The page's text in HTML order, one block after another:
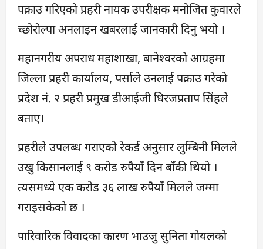
पक्राउ गरिएको प्रहरी नायक उपरीक्षक मनोजित कुवारले
च्छोरोल्पा अनलाइन खबरलाई जानकारी दिनु भयो ।
महानगरीय अपराध महाशाखा, बानेश्वरको आग्रहमा
जिल्ला प्रहरी कार्यालय, पर्साले उनलाई पक्राउ गरेको
प्रदेश नं. २ प्रहरी प्रमुख डीआईजी धिरजप्रताप सिंहले
बताए।
प्रहरीले उपलब्ध गराएको रेकर्ड अनुसार लुम्बिनी मिलले
उखु किसानलाई ९ करोड रुपैयाँ दिन बाँकी थियो ।
त्यसमध्ये एक करोड ३६ लाख रुपैयाँ मिलले जम्मा
गराइसकेको छ ।
पारिवारिक विवादका कारण भाउजु सुनिता गोयलको